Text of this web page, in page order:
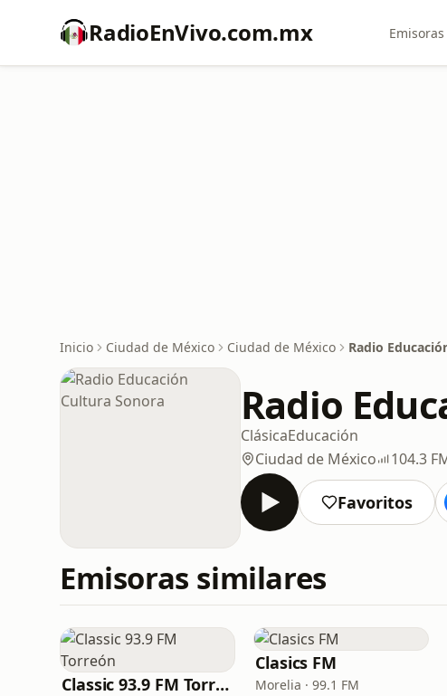
RadioEnVivo.com.mx
Inicio Ciudad de México Ciudad de México Radio
Radio
ClásicaEducación
Ciudad de México
104.3
Favoritos
Emisoras similares
Classic 93.9 FM Torreón
Clasics FM
Morelia · 99.1 FM